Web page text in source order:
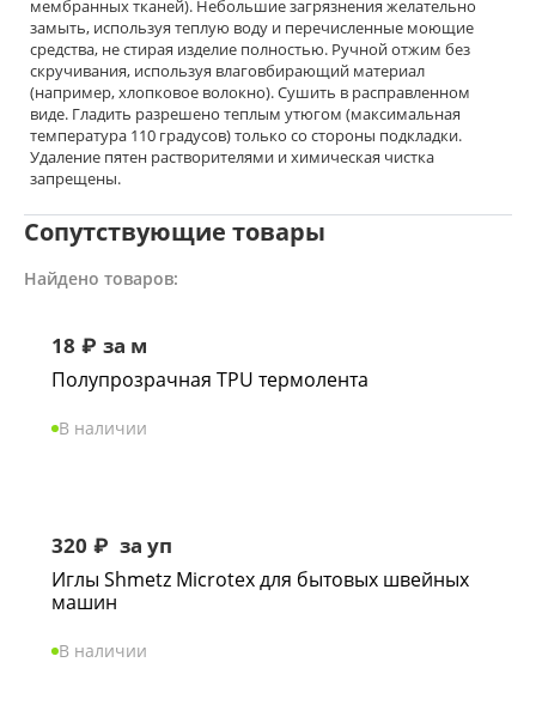
мембранных тканей). Небольшие загрязнения желательно
замыть, используя теплую воду и перечисленные моющие
средства, не стирая изделие полностью. Ручной отжим без
скручивания, используя влаговбирающий материал
(например, хлопковое волокно). Сушить в расправленном
виде. Гладить разрешено теплым утюгом (максимальная
температура 110 градусов) только со стороны подкладки.
Удаление пятен растворителями и химическая чистка
запрещены.
Сопутствующие товары
Найдено товаров:
18 ₽ за м
Полупрозрачная TPU термолента
В наличии
320 ₽ за уп
Иглы Shmetz Microtex для бытовых швейных
машин
В наличии